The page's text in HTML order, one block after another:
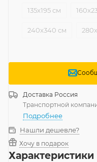
135x195 см
240x340 см
Доставка Россия
Транспортной
Подробнее
Нашли дешевле?
Хочу в подарок
Характеристики